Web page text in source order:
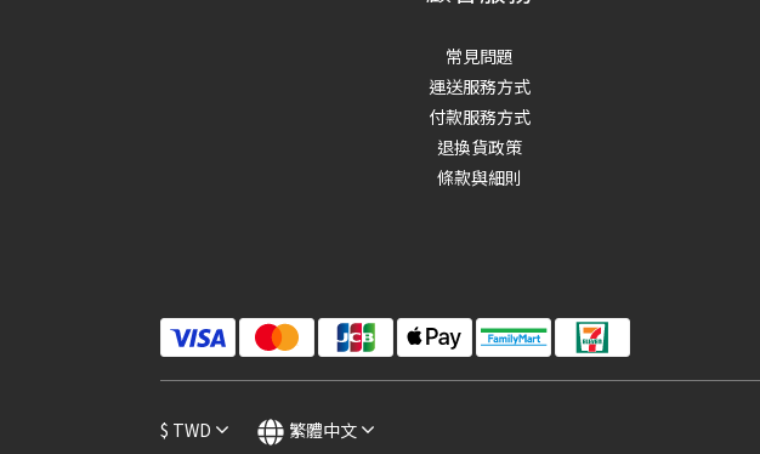
常見問題
運送服務方式
付款服務方式
退換貨政策
條款與細則
$ TWD 繁體中文